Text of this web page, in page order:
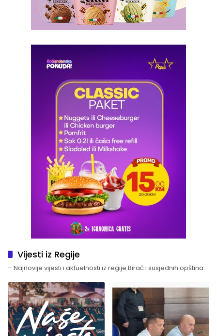
Vijesti iz Regije
– Najnovije vijesti i aktuelnosti iz regije Birač i susjednih opština.